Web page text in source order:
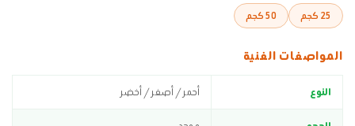
25 كجم 50 كجم
المواصفات الفنية
النوع أحمر / أصفر / أخضر